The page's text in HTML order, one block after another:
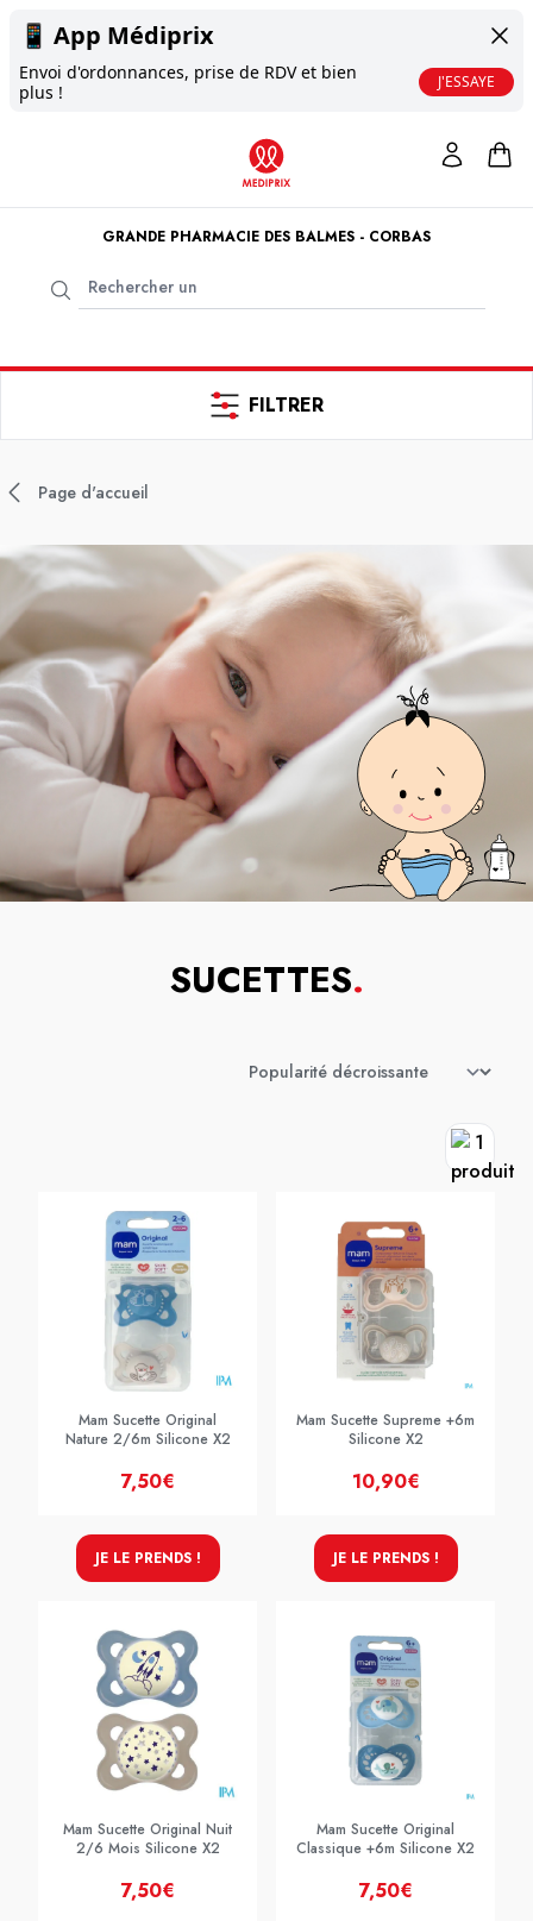
📱 App Médiprix
Envoi d'ordonnances, prise de RDV et bien
plus !
J'ESSAYE
GRANDE PHARMACIE DES BALMES - CORBAS
FILTRER
Page d'accueil
SUCETTES.
Mam Sucette Original
Nature 2/6m Silicone X2
7,50€
JE LE PRENDS !
Mam Sucette Supreme +6m
Silicone X2
10,90€
JE LE PRENDS !
Mam Sucette Original Nuit
2/6 Mois Silicone X2
7,50€
Mam Sucette Original
Classique +6m Silicone X2
7,50€